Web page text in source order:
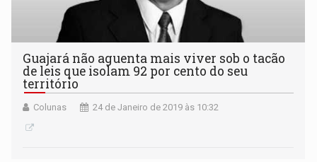
Guajará não aguenta mais viver sob o tacão
de leis que isolam 92 por cento do seu
território
Colunas 24 de Janeiro de 2019 às 10:32